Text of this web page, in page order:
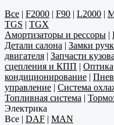
Все | F2000 | F90 | L2000 |
TGS | TGX
Амортизаторы и рессоры |
Детали салона | Замки
двигателя | Запчасти кузова
сцепления и КПП | Оптика
кондиционирование |
управление | Система
Топливная система |
Электрика
Все | DAF | MAN